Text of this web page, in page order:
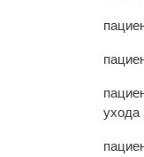
ухода